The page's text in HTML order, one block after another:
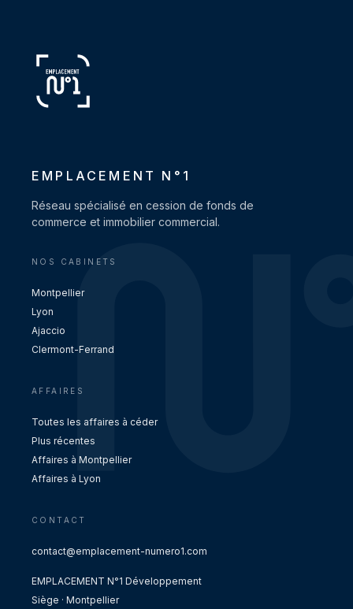
EMPLACEMENT N°1
Réseau spécialisé en cession de fonds de
commerce et immobilier commercial.
NOS CABINETS
Montpellier
Lyon
Ajaccio
Clermont-Ferrand
AFFAIRES
Toutes les affaires à céder
Plus récentes
Affaires à Montpellier
Affaires à Lyon
CONTACT
contact@emplacement-numero1.com
EMPLACEMENT N°1 Développement
Siège · Montpellier